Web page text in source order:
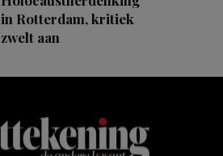
in Rotterdam, kritiek
zwelt aan